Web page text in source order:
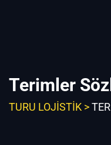
Terimler
TURU LOJISTIK >